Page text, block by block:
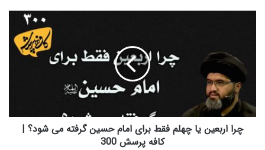
فقط
برای
حسین
گرفته
شود؟
چرا اربعین یا چهلم فقط برای امام حسین گرفته می شود؟ |
کافه پرسش 300